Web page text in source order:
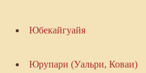
Юбекайгуайя
Юрупари (Уальри, Коваи)